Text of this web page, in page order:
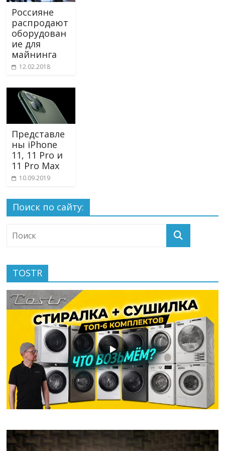
Россияне
распродают
оборудован
ие для
майнинга
12.02.2018
Представле
ны iPhone
11, 11 Pro и
11 Pro Max
10.09.2019
Поиск по сайту:
TOSTR